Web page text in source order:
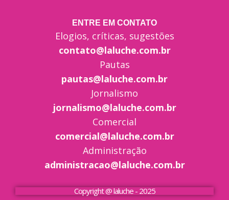
ENTRE EM CONTATO
Elogios, críticas, sugestões
contato@laluche.com.br
Pautas
pautas@laluche.com.br
Jornalismo
jornalismo@laluche.com.br
Comercial
comercial@laluche.com.br
Administração
administracao@laluche.com.br
Copyright @ laluche - 2025